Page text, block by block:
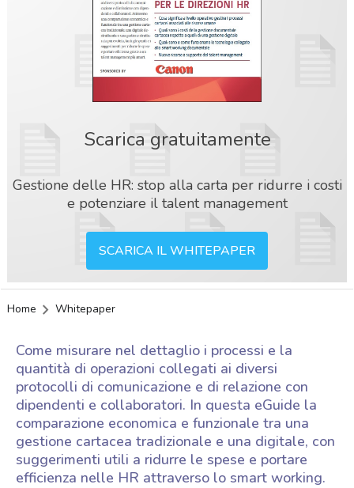
Scarica gratuitamente
Gestione delle HR: stop alla carta per ridurre i costi
e potenziare il talent management
SCARICA IL WHITEPAPER
Home Whitepaper
Come misurare nel dettaglio i processi e la
quantità di operazioni collegati ai diversi
protocolli di comunicazione e di relazione con
dipendenti e collaboratori. In questa eGuide la
comparazione economica e funzionale tra una
gestione cartacea tradizionale e una digitale, con
suggerimenti utili a ridurre le spese e portare
efficienza nelle HR attraverso lo smart working.